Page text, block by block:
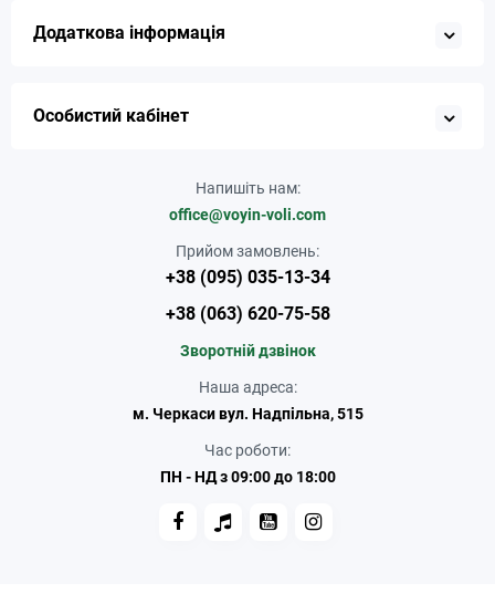
Додаткова інформація
Особистий кабінет
Напишіть нам:
office@voyin-voli.com
Прийом замовлень:
+38 (095) 035-13-34
+38 (063) 620-75-58
Зворотній дзвінок
Наша адреса:
м. Черкаси вул. Надпільна, 515
Час роботи:
ПН - НД з 09:00 до 18:00